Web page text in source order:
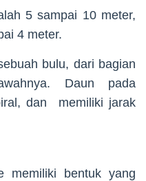
5 sampai 10 meter,
4 meter.
bulu, dari bagian
Daun pada
dan memiliki jarak
memiliki bentuk yang